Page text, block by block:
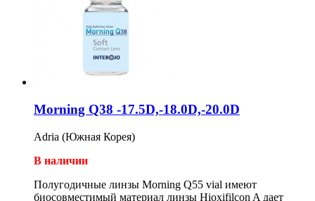
Morning Q38 -17.5D,-18.0D,-20.0D
Adria (Южная Корея)
В наличии
Полугодичные линзы Morning Q55 vial имеют
биосовместимый материал линзы Hioxifilcon A дает